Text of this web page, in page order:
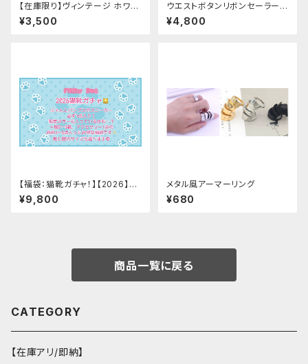
【在庫限り】ヴィンテージ ホワイ
トタイガー チョンサム ショートス
リーブ
¥3,500
ウエストボタンリボンセーラーワ
ンピース
¥4,800
【福袋：猫靴ガチャ！】【2026】Mi
lky Rag 福袋
¥9,800
メタル風アーマーリング
¥680
商品一覧に戻る
CATEGORY
【在庫アリ/即納】